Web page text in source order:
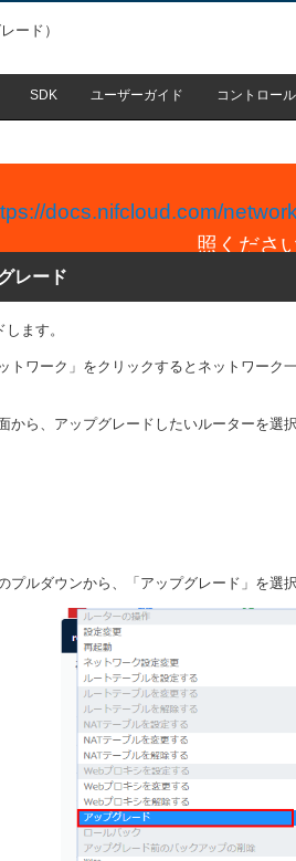
ード）
SDK ユーザーガイド コントロー
docs.nifcloud.com/
照ください
レード
ます。
トワーク」をクリックするとネットワーク
から、アップグレードしたいルーターを選択
プルダウンから、「アップグレード」を選択